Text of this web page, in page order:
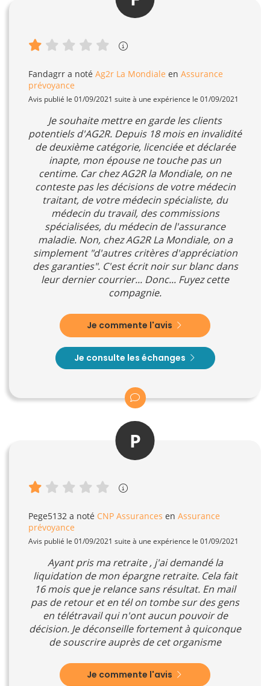
Fandagrr a noté Ag2r La Mondiale en Assurance
prévoyance
Avis publié le 01/09/2021 suite à une expérience le 01/09/2021
Je souhaite mettre en garde les clients
potentiels d'AG2R. Depuis 18 mois en invalidité
de deuxième catégorie, licenciée et déclarée
inapte, mon épouse ne touche pas un
centime. Car chez AG2R la Mondiale, on ne
conteste pas les décisions de votre médecin
traitant, de votre médecin spécialiste, du
médecin du travail, des commissions
spécialisées, du médecin de l'assurance
maladie. Non, chez AG2R La Mondiale, on a
simplement "d'autres critères d'appréciation
des garanties". C'est écrit noir sur blanc dans
leur dernier courrier... Donc... Fuyez cette
compagnie.
Je commente l'avis
Je consulte les échanges
P
Pege5132 a noté CNP Assurances en Assurance
prévoyance
Avis publié le 01/09/2021 suite à une expérience le 01/09/2021
Ayant pris ma retraite , j'ai demandé la
liquidation de mon épargne retraite. Cela fait
16 mois que je relance sans résultat. En mail
pas de retour et en tél on tombe sur des gens
en télétravail qui n'ont aucun pouvoir de
décision. Je déconseille fortement à quiconque
de souscrire auprès de cet organisme
Je commente l'avis